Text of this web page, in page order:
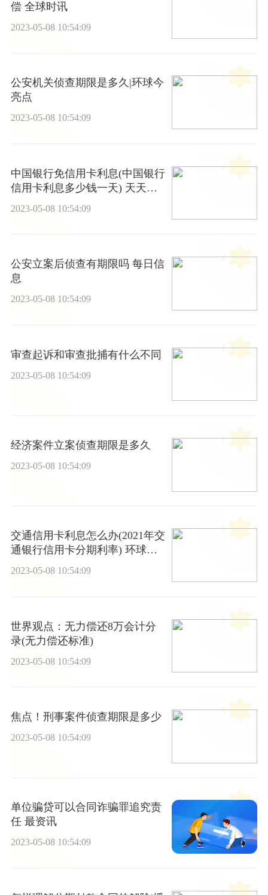
偿 全球时讯
2023-05-08 10:54:09
公安机关侦查期限是多久|环球今
亮点
2023-05-08 10:54:09
中国银行免信用卡利息(中国银行
信用卡利息多少钱一天) 天天通
2023-05-08 10:54:09
公安立案后侦查有期限吗 每日信
息
2023-05-08 10:54:09
审查起诉和审查批捕有什么不同
2023-05-08 10:54:09
经济案件立案侦查期限是多久
2023-05-08 10:54:09
交通信用卡利息怎么办(2021年交
通银行信用卡分期利率) 环球最
资讯
2023-05-08 10:54:09
世界观点：无力偿还8万会计分
录(无力偿还标准)
2023-05-08 10:54:09
焦点！刑事案件侦查期限是多少
2023-05-08 10:54:09
单位骗贷可以合同诈骗罪追究责
任 最资讯
2023-05-08 10:54:09